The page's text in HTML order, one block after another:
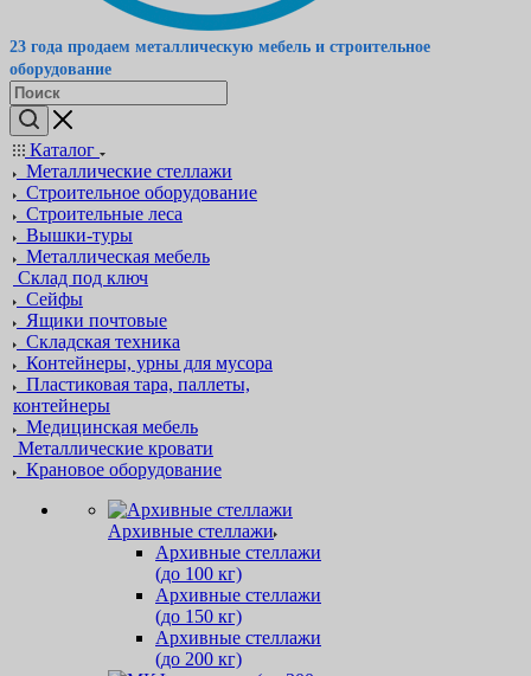
23 года продаем металлическую мебель и строительное
оборудование
Каталог
Металлические стеллажи
Строительное оборудование
Строительные леса
Вышки-туры
Металлическая мебель
Склад под ключ
Сейфы
Ящики почтовые
Складская техника
Контейнеры, урны для мусора
Пластиковая тара, паллеты,
контейнеры
Медицинская мебель
Металлические кровати
Крановое оборудование
Архивные стеллажи
Архивные стеллажи
(до 100 кг)
Архивные стеллажи
(до 150 кг)
Архивные стеллажи
(до 200 кг)